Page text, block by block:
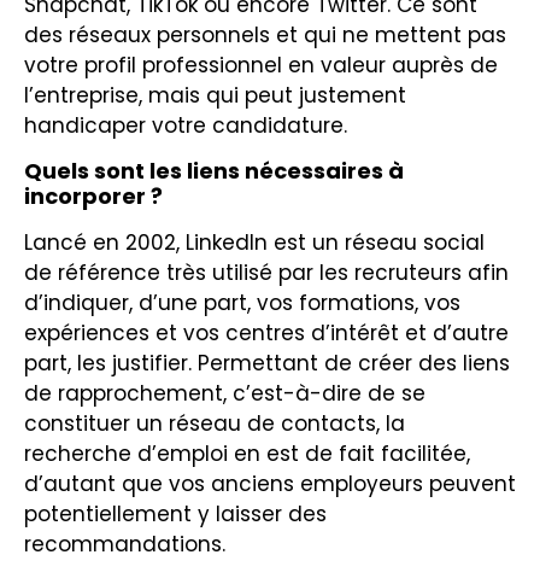
des réseaux personnels et qui ne mettent pas
votre profil professionnel en valeur auprès de
l’entreprise, mais qui peut justement
handicaper votre candidature.
Quels sont les liens nécessaires à
incorporer ?
Lancé en 2002, LinkedIn est un réseau social
de référence très utilisé par les recruteurs afin
d’indiquer, d’une part, vos formations, vos
expériences et vos centres d’intérêt et d’autre
part, les justifier. Permettant de créer des liens
de rapprochement, c’est-à-dire de se
constituer un réseau de contacts, la
recherche d’emploi en est de fait facilitée,
d’autant que vos anciens employeurs peuvent
potentiellement y laisser des
recommandations.